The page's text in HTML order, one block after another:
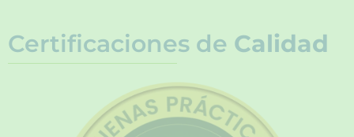
Certificaciones de Calidad